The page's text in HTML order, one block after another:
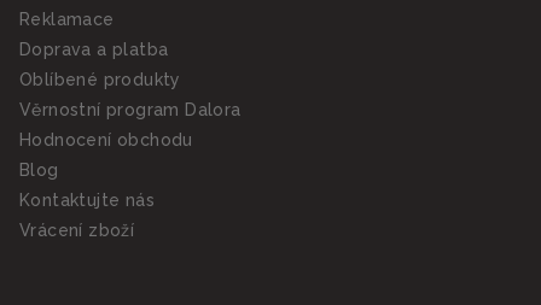
Reklamace
Doprava a platba
Oblíbené produkty
Věrnostní program Dalora
Hodnocení obchodu
Blog
Kontaktujte nás
Vrácení zboží